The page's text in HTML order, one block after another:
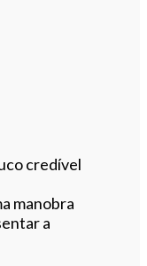
credível
manobra
a